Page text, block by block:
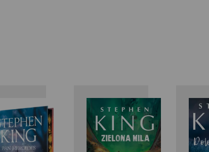
Stephen
King
Stephen
King